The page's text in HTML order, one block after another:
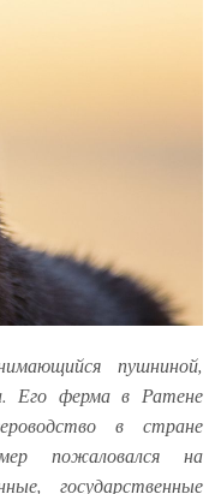
пушниной,
Его ферма в Ратене
в стране
пожаловался на
государственные